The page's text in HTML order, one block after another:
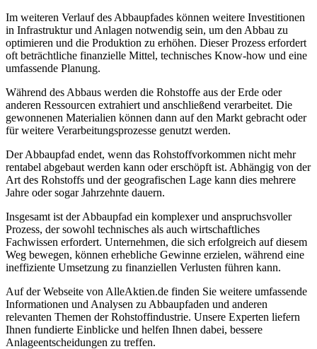
Im weiteren Verlauf des Abbaupfades können weitere Investitionen
in Infrastruktur und Anlagen notwendig sein, um den Abbau zu
optimieren und die Produktion zu erhöhen. Dieser Prozess erfordert
oft beträchtliche finanzielle Mittel, technisches Know-how und eine
umfassende Planung.
Während des Abbaus werden die Rohstoffe aus der Erde oder
anderen Ressourcen extrahiert und anschließend verarbeitet. Die
gewonnenen Materialien können dann auf den Markt gebracht oder
für weitere Verarbeitungsprozesse genutzt werden.
Der Abbaupfad endet, wenn das Rohstoffvorkommen nicht mehr
rentabel abgebaut werden kann oder erschöpft ist. Abhängig von der
Art des Rohstoffs und der geografischen Lage kann dies mehrere
Jahre oder sogar Jahrzehnte dauern.
Insgesamt ist der Abbaupfad ein komplexer und anspruchsvoller
Prozess, der sowohl technisches als auch wirtschaftliches
Fachwissen erfordert. Unternehmen, die sich erfolgreich auf diesem
Weg bewegen, können erhebliche Gewinne erzielen, während eine
ineffiziente Umsetzung zu finanziellen Verlusten führen kann.
Auf der Webseite von AlleAktien.de finden Sie weitere umfassende
Informationen und Analysen zu Abbaupfaden und anderen
relevanten Themen der Rohstoffindustrie. Unsere Experten liefern
Ihnen fundierte Einblicke und helfen Ihnen dabei, bessere
Anlageentscheidungen zu treffen.